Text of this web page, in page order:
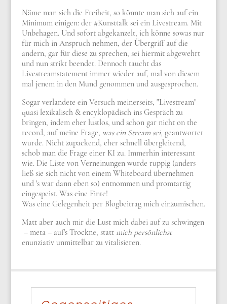
Näme man sich die Freiheit, so könnte man sich auf ein
Minimum einigen: der #Kunsttalk sei ein Livestream. Mit
Unbehagen. Und sofort abgekanzelt, ich könne sowas nur
für mich in Anspruch nehmen, der Übergriff auf die
andern, gar für diese zu sprechen, sei hiermit abgewehrt
und nun strikt beendet. Dennoch taucht das
Livestreamstatement immer wieder auf, mal von diesem
mal jenem in den Mund genommen und ausgesprochen.
Sogar verlandete ein Versuch meinerseits, "Livestream"
quasi lexikalisch & encyklopädisch ins Gespräch zu
bringen, indem eher lustlos, und schon gar nicht on the
record, auf meine Frage, was ein Stream sei, geantwortet
wurde. Nicht zupackend, eher schnell übergleitend,
schob man die Frage einer KI zu. Immerhin interessant
wie. Die Liste von Verneinungen wurde ruppig (anders
ließ sie sich nicht von einem Whiteboard übernehmen
und 's war dann eben so) entnommen und promtartig
eingespeist. Was eine Finte!
Was eine Gelegenheit per Blogbeitrag mich einzumischen.
Matt aber auch mir die Lust mich dabei auf zu schwingen
– meta – auf's Trockne, statt mich persönlichst
enunziativ unmittelbar zu vitalisieren.